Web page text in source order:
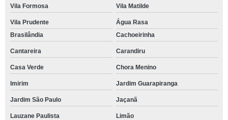
Vila Formosa Vila Matilde
Vila Prudente
Água Rasa
Brasilândia
Cachoeirinha
Cantareira Carandiru
Casa Verde Chora Menino
Imirim Jardim Guarapiranga
Jardim São Paulo Jaçanã
Lauzane Paulista Limão